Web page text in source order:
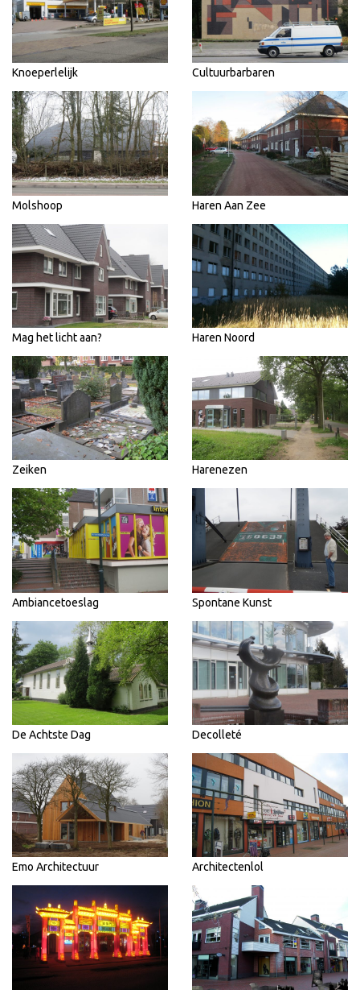
Knoeperlelijk Cultuurbarbaren
Molshoop Haren Aan Zee
Mag het licht aan? Haren Noord
Zeiken Harenezen
Ambiancetoeslag Spontane Kunst
De Achtste Dag Decolleté
Emo Architectuur Architectenlol